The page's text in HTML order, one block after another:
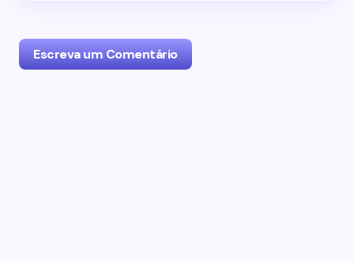
Escreva um Comentário